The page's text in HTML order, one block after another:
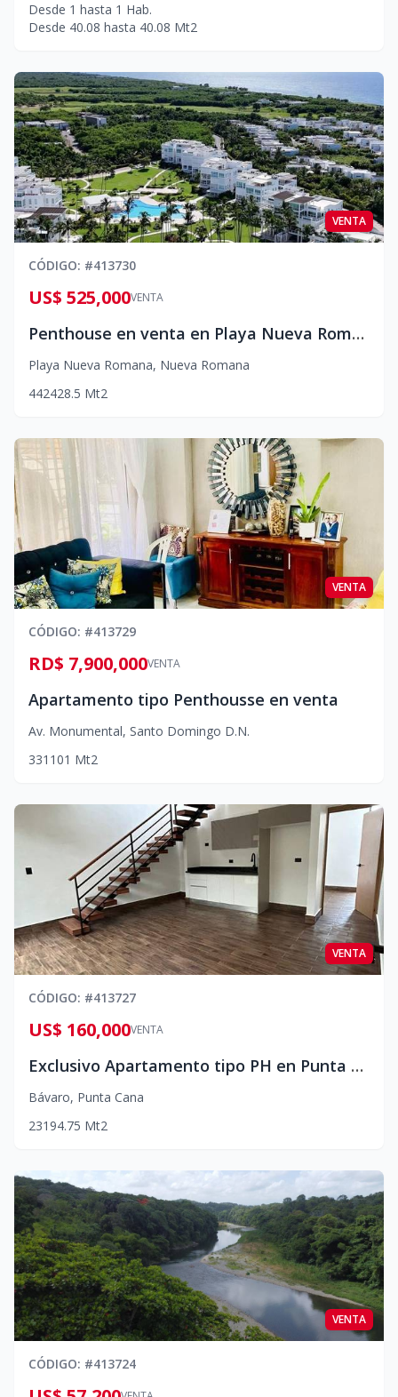
Desde 1 hasta 1 Hab.
Desde 40.08 hasta 40.08 Mt2
VENTA
CÓDIGO: #413730
VENTA
US$ 525,000
Penthouse en venta en Playa Nueva Romana
Playa Nueva Romana, Nueva Romana
442428.5 Mt2
VENTA
CÓDIGO: #413729
VENTA
RD$ 7,900,000
Apartamento tipo Penthousse en venta
Av. Monumental, Santo Domingo D.N.
331 101 Mt2
VENTA
CÓDIGO: #413727
VENTA
US$ 160,000
Exclusivo Apartamento tipo PH en Punta Cana, con acceso privado a la playa
Bávaro, Punta Cana
23194.75 Mt2
VENTA
CÓDIGO: #413724